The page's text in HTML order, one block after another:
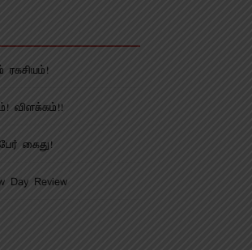
ரகசியம்!
விளக்கம்!!
கைது!
Day Review